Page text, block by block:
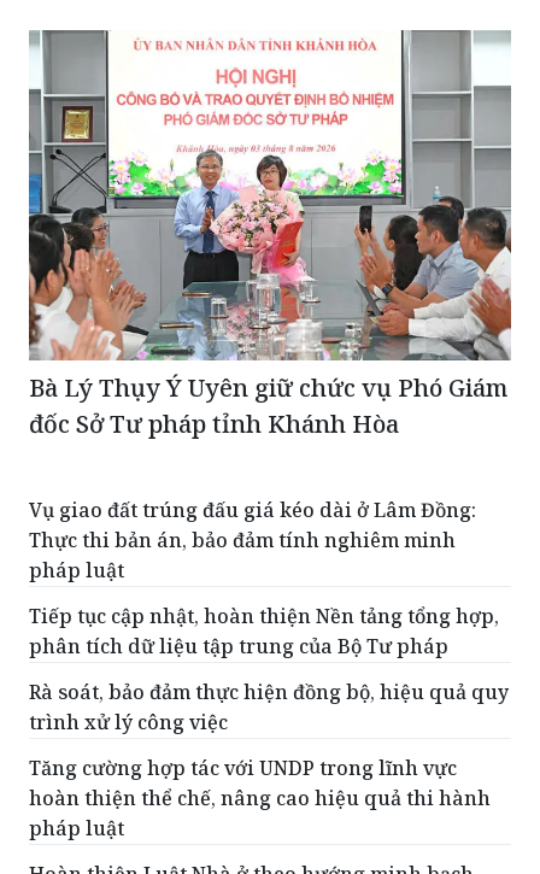
Bà Lý Thụy Ý Uyên giữ chức vụ Phó Giám
đốc Sở Tư pháp tỉnh Khánh Hòa
Vụ giao đất trúng đấu giá kéo dài ở Lâm Đồng:
Thực thi bản án, bảo đảm tính nghiêm minh
pháp luật
Tiếp tục cập nhật, hoàn thiện Nền tảng tổng hợp,
phân tích dữ liệu tập trung của Bộ Tư pháp
Rà soát, bảo đảm thực hiện đồng bộ, hiệu quả quy
trình xử lý công việc
Tăng cường hợp tác với UNDP trong lĩnh vực
hoàn thiện thể chế, nâng cao hiệu quả thi hành
pháp luật